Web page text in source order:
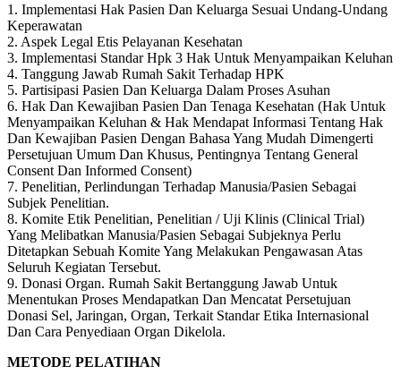
1. Implementasi Hak Pasien Dan Keluarga Sesuai Undang-Undang
Keperawatan
2. Aspek Legal Etis Pelayanan Kesehatan
3. Implementasi Standar Hpk 3 Hak Untuk Menyampaikan Keluhan
4. Tanggung Jawab Rumah Sakit Terhadap HPK
5. Partisipasi Pasien Dan Keluarga Dalam Proses Asuhan
6. Hak Dan Kewajiban Pasien Dan Tenaga Kesehatan (Hak Untuk
Menyampaikan Keluhan & Hak Mendapat Informasi Tentang Hak
Dan Kewajiban Pasien Dengan Bahasa Yang Mudah Dimengerti
Persetujuan Umum Dan Khusus, Pentingnya Tentang General
Consent Dan Informed Consent)
7. Penelitian, Perlindungan Terhadap Manusia/Pasien Sebagai
Subjek Penelitian.
8. Komite Etik Penelitian, Penelitian / Uji Klinis (Clinical Trial)
Yang Melibatkan Manusia/Pasien Sebagai Subjeknya Perlu
Ditetapkan Sebuah Komite Yang Melakukan Pengawasan Atas
Seluruh Kegiatan Tersebut.
9. Donasi Organ. Rumah Sakit Bertanggung Jawab Untuk
Menentukan Proses Mendapatkan Dan Mencatat Persetujuan
Donasi Sel, Jaringan, Organ, Terkait Standar Etika Internasional
Dan Cara Penyediaan Organ Dikelola.
METODE PELATIHAN